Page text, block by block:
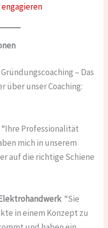
– Das
über unser Coaching:
“Ihre Professionalität
mich in unserem
auf die richtige Schiene
“Sie
in einem Konzept zu